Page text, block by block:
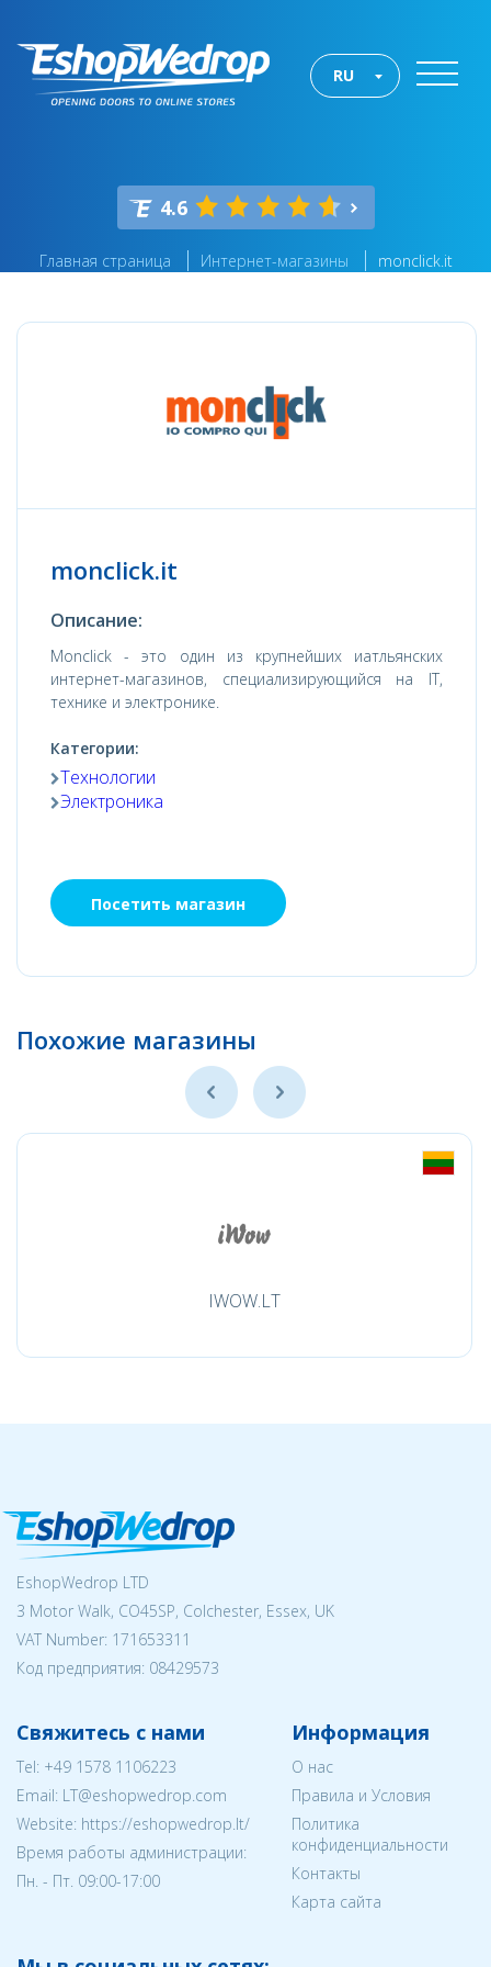
RU
4.6
Главная страница Интернет-магазины monclick.it
monclick.it
Описание:
Monclick - это один из крупнейших иатльянских
интернет-магазинов, специализирующийся на IT,
технике и электронике.
Категории:
Технологии
Электроника
Посетить магазин
Похожие магазины
IWOW.LT
EshopWedrop LTD
3 Motor Walk, CO45SP, Colchester, Essex, UK
VAT Number: 171653311
Код предприятия: 08429573
Свяжитесь с нами
Tel: +49 1578 1106223
Email: LT@eshopwedrop.com
Website: https://eshopwedrop.lt/
Время работы администрации:
Пн. - Пт. 09:00-17:00
Информация
О нас
Правила и Условия
Политика
конфиденциальности
Контакты
Карта сайта